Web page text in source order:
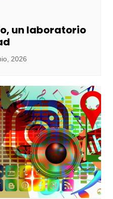
un laboratorio
2026